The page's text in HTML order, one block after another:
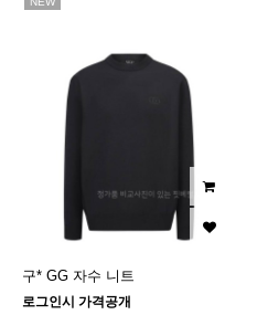
구* GG 자수 니트
로그인시 가격공개